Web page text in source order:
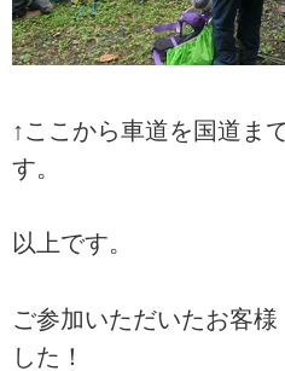
↑ここから車道を国道ま
す。
以上です。
ご参加いただいたお客
した！